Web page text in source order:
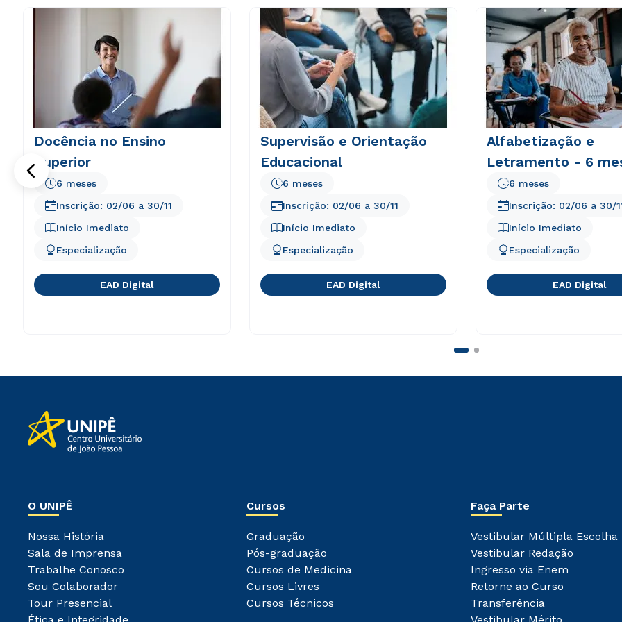
Docência no Ensino
Superior
Início Imediato
6 meses
Especialização
Inscrição: 02/06 a 30/11
EAD Digital
Supervisão e Orientação
Educacional
Início Imediato
6 meses
Especialização
Inscrição: 02/06 a 30/11
EAD Digital
Alfabetização e
Letramento - 6
Início Imediato
6 meses
Especialização
Inscrição: 02/06 a 30/
EAD Digital
O UNIPÊ
Nossa História
Sala de Imprensa
Trabalhe Conosco
Sou Colaborador
Tour Presencial
Cursos
Graduação
Pós-graduação
Cursos de Medicina
Cursos Livres
Cursos Técnicos
Faça Parte
Vestibular Múltipla Escolha
Vestibular Redação
Ingresso via Enem
Retorne ao Curso
Transferência